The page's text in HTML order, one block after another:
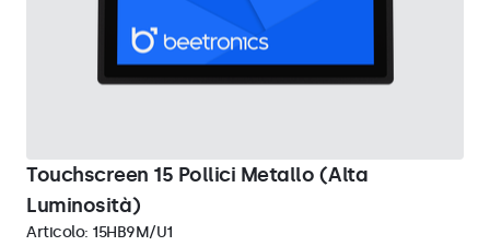
Touchscreen 15 Pollici Metallo (Alta
Luminosità)
Articolo: 15HB9M/U1